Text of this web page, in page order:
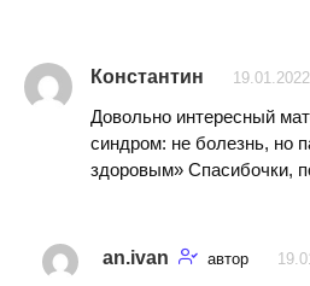
Константин
Довольно интересный
синдром: не болезнь, но
здоровым» Спасибочки,
an.ivan автор